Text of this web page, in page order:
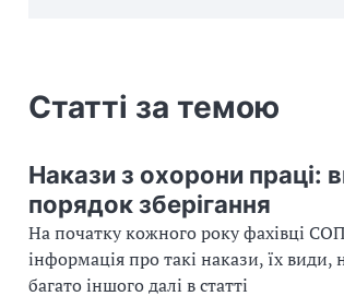
Статті за темою
Накази з охорони праці:
порядок зберігання
На початку кожного року фахівці
інформація про такі накази, їх
багато іншого далі в статті